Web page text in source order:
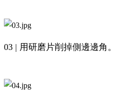
03 | 用研磨片削掉側邊邊角。